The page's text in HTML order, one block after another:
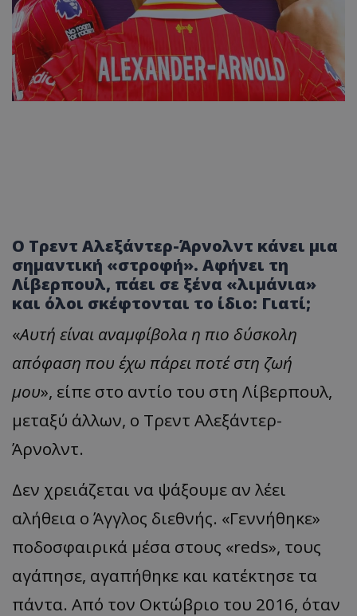
Ο Τρεντ Αλεξάντερ-Άρνολντ κάνει μια
σημαντική «στροφή». Αφήνει τη
Λίβερπουλ, πάει σε ξένα «λιμάνια»
και όλοι σκέφτονται το ίδιο: Γιατί;
«Αυτή είναι αναμφίβολα η πιο δύσκολη
απόφαση που έχω πάρει ποτέ στη ζωή
μου», είπε στο αντίο του στη Λίβερπουλ,
μεταξύ άλλων, ο Τρεντ Αλεξάντερ-
Άρνολντ.
Δεν χρειάζεται να ψάξουμε αν λέει
αλήθεια ο Άγγλος διεθνής. «Γεννήθηκε»
ποδοσφαιρικά μέσα στους «reds», τους
αγάπησε, αγαπήθηκε και κατέκτησε τα
πάντα. Από τον Οκτώβριο του 2016, όταν